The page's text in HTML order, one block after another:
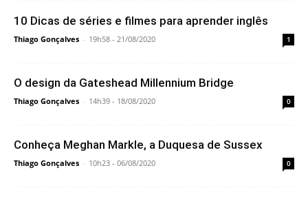
10 Dicas de séries e filmes para aprender inglês
Thiago Gonçalves - 19h58 - 21/08/2020 1
O design da Gateshead Millennium Bridge
Thiago Gonçalves - 14h39 - 18/08/2020 0
Conheça Meghan Markle, a Duquesa de Sussex
Thiago Gonçalves - 10h23 - 06/08/2020 0